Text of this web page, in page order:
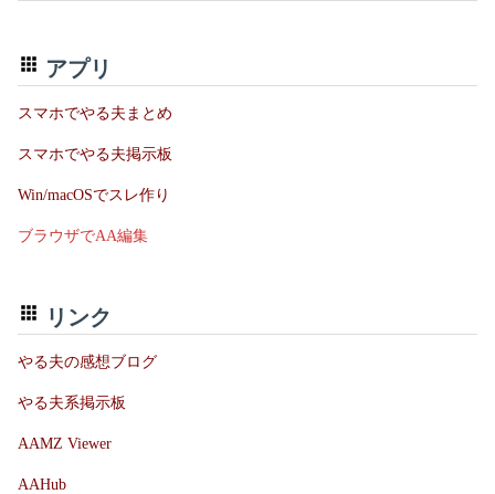
アプリ
スマホでやる夫まとめ
スマホでやる夫掲示板
Win/macOSでスレ作り
ブラウザでAA編集
リンク
やる夫の感想ブログ
やる夫系掲示板
AAMZ Viewer
AAHub